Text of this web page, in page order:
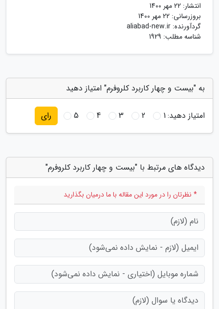
انتشار: 22 مهر 1400
بروزرسانی: 22 مهر 1400
گردآورنده: aliabad-new.ir
شناسه مطلب: 1929
به "بیست و چهار کاربرد کلروفرم" امتیاز دهید
امتیاز دهید:1
2
3
4
5 رای
دیدگاه های مرتبط با "بیست و چهار کاربرد کلروفرم"
* نظرتان را در مورد این مقاله با ما درمیان بگذارید